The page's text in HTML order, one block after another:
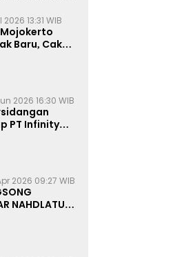
13:31 WIB
Mojokerto
Baru, Cak
2026 16:30 WIB
PT Infinity
2026 09:27 WIB
NAHDLATUL